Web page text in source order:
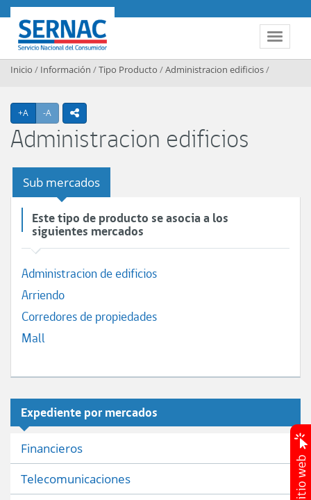
Contenido principal
Toggle
SERNAC
Inicio / Información /Tipo Producto /Administracion edificios/
+A Agrandar texto
-A Achicar textoicono compartir
Administracion edificios
Sub mercados
Este tipo de producto se asocia a los
siguientes mercados
Administracion de edificios
Arriendo
Corredores de propiedades
Mall
Expediente por mercados
Financieros
Telecomunicaciones